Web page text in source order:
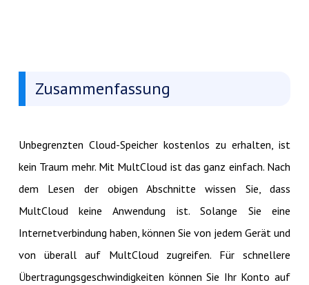
Zusammenfassung
Unbegrenzten Cloud-Speicher kostenlos zu erhalten, ist
kein Traum mehr. Mit MultCloud ist das ganz einfach. Nach
dem Lesen der obigen Abschnitte wissen Sie, dass
MultCloud keine Anwendung ist. Solange Sie eine
Internetverbindung haben, können Sie von jedem Gerät und
von überall auf MultCloud zugreifen. Für schnellere
Übertragungsgeschwindigkeiten können Sie Ihr Konto auf